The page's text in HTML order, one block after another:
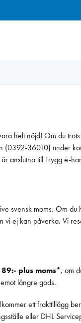
helt nöjd! Om du
(0392-36010) under
anslutna till Trygg e-
svensk moms. Om
ej kan påverka. Vi
89:- plus moms*, om
längre gods.
ett frakttillägg
eller DHL